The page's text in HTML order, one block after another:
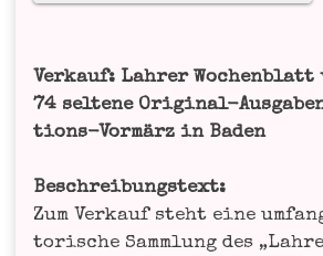
Ver­kauf: Lah­rer Wochen­blatt
74 sel­te­ne Ori­gi­nal-
ti­ons-Vor­märz in Baden
Beschrei­bungs­text:
Zum Ver­kauf steht eine
to­ri­sche Samm­lung des